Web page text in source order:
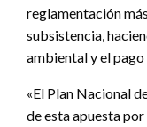
reglamentación
subsistencia,
ambiental y el
«El Plan Nacional
de esta apuesta